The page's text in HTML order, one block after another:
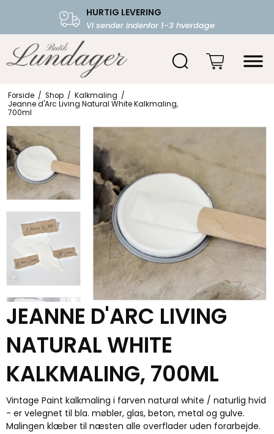
HURTIG LEVERING
Vi sender indenfor 1-3 hverdage
FRI FRAGT OVER 599.-
Starter fra 39,-
Forside / Shop / Kalkmaling /
Jeanne d'Arc Living Natural White Kalkmaling,
700ml
JEANNE D'ARC LIVING
NATURAL WHITE
KALKMALING, 700ML
Vintage Paint kalkmaling i farven natural white / naturlig hvid
- er velegnet til bla. møbler, glas, beton, metal og gulve.
Malingen klæber til næsten alle overflader uden forarbejde.